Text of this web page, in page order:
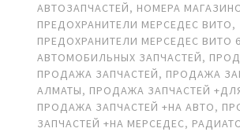
АВТОЗАПЧАСТЕЙ, НОМЕРА
ПРЕДОХРАНИТЕЛИ МЕРСЕДЕС ВИТО,
ПРЕДОХРАНИТЕЛИ МЕРСЕДЕС ВИТО
АВТОМОБИЛЬНЫХ ЗАПЧАСТЕЙ,
ПРОДАЖА ЗАПЧАСТЕЙ, ПРОДАЖА
АЛМАТЫ, ПРОДАЖА ЗАПЧАСТЕЙ
ПРОДАЖА ЗАПЧАСТЕЙ +НА АВТО,
ЗАПЧАСТЕЙ +НА МЕРСЕДЕС,